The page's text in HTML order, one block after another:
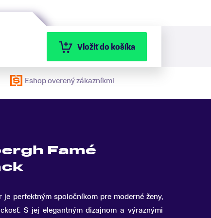
Vložiť do košíka
Eshop overený zákazníkmi
Famé
je perfektným spoločníkom pre moderné ženy,
. S jej elegantným dizajnom a výraznými